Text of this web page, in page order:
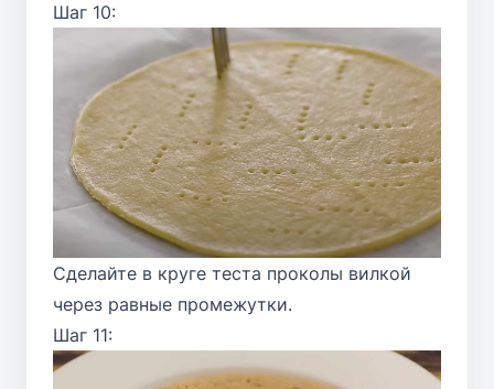
Шаг 10:
Сделайте в круге теста проколы вилкой
через равные промежутки.
Шаг 11: